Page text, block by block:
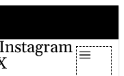
Instagram